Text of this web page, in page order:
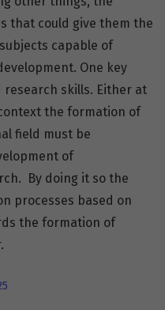
that could give them the
capable of
One key
skills. Either at
the formation of
field must be
of
By doing it so the
processes based on
the formation of